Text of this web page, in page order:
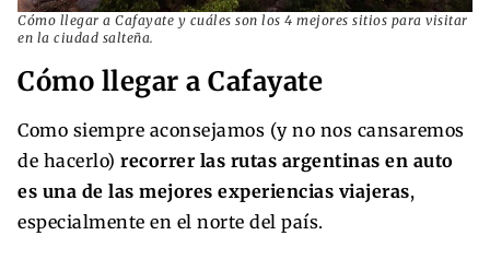
Cómo llegar a Cafayate y cuáles son los 4 mejores sitios para visitar
en la ciudad salteña.
Cómo llegar a Cafayate
Como siempre aconsejamos (y no nos cansaremos
de hacerlo) recorrer las rutas argentinas en auto
es una de las mejores experiencias viajeras,
especialmente en el norte del país.